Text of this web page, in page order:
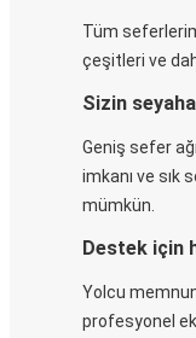
Tüm
çeşitleri ve
Sizin
Geniş sefer
imkanı ve sık
mümkün.
Destek için
Yolcu
profesyonel